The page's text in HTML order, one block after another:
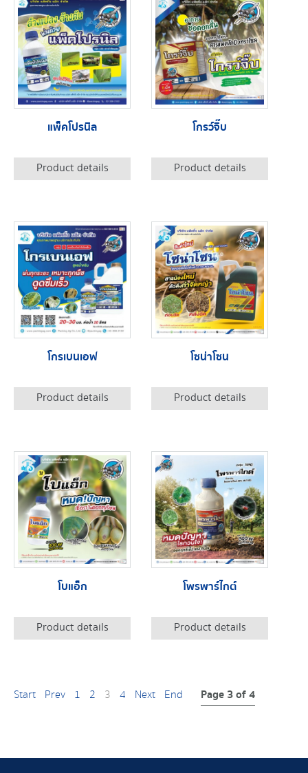
แพ็คโปรนิล
Product details
โกรว์จิ๊บ
Product details
โกรเบนเอฟ
Product details
โซน่าโซน
Product details
โบแอ็ก
Product details
โพรพาร์ไกต์
Product details
Start Prev 1 2 3 4 Next End Page 3 of 4